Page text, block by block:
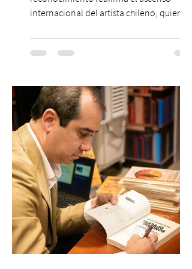
internacional del artista chileno, quien
en la escena global. MIAMI, FL (3 de agosto
de 2026) — FloyyMenor ha sido
Under 21 por tercer año consecutivo,
formando parte una vez más de la
selección anual de la publicación que
destaca a los artistas menores de 21 años
más influyentes de la industria musical.
Este reconocimiento reaf